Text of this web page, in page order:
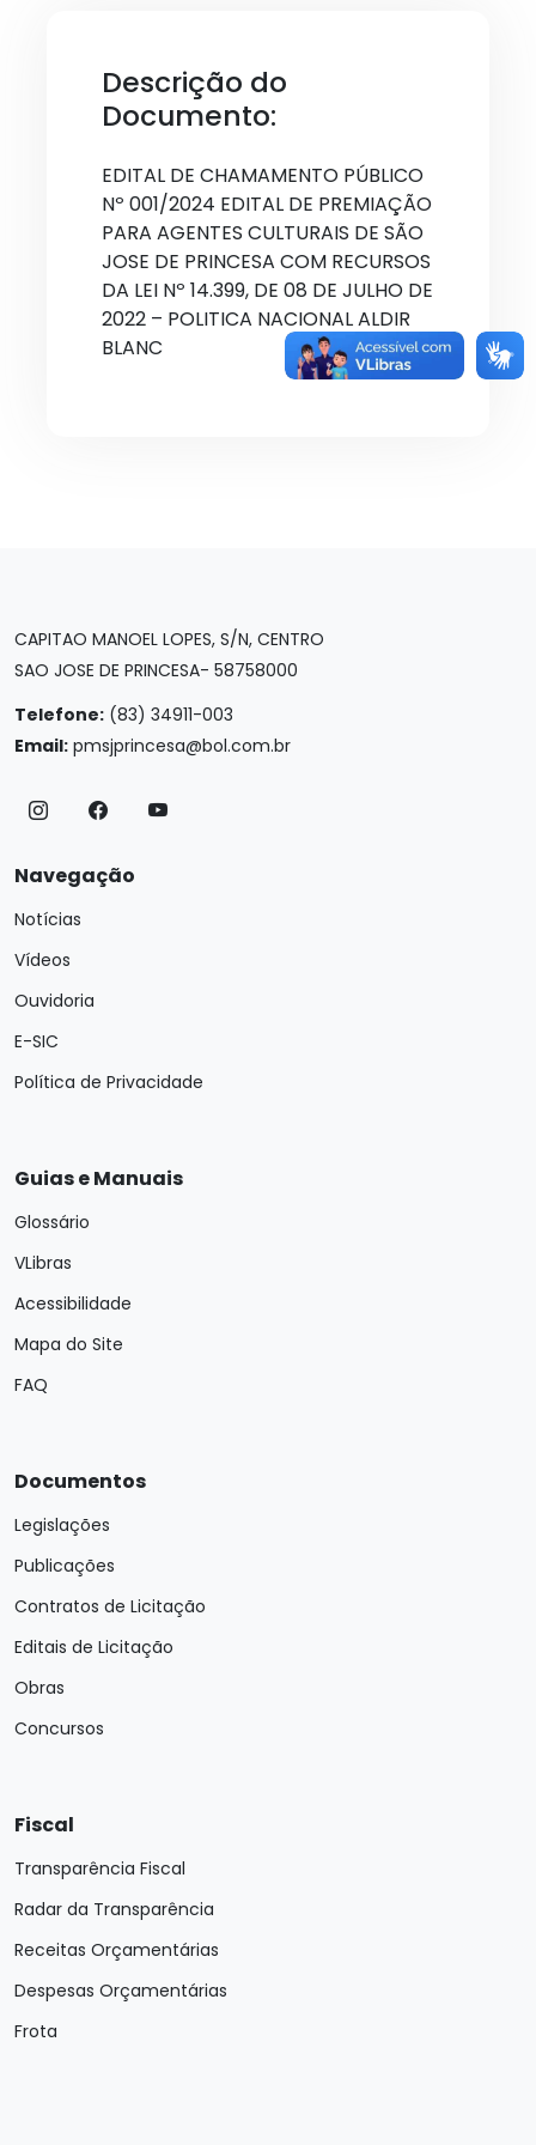
Descrição do
Documento:
EDITAL DE CHAMAMENTO PÚBLICO
Nº 001/2024 EDITAL DE PREMIAÇÃO
PARA AGENTES CULTURAIS DE SÃO
JOSE DE PRINCESA COM RECURSOS
DA LEI Nº 14.399, DE 08 DE JULHO DE
2022 – POLITICA NACIONAL ALDIR
BLANC
CAPITAO MANOEL LOPES, S/N, CENTRO
SAO JOSE DE PRINCESA- 58758000
Telefone: (83) 34911-003
Email: pmsjprincesa@bol.com.br
Navegação
Notícias
Vídeos
Ouvidoria
E-SIC
Política de Privacidade
Guias e Manuais
Glossário
VLibras
Acessibilidade
Mapa do Site
FAQ
Documentos
Legislações
Publicações
Contratos de Licitação
Editais de Licitação
Obras
Concursos
Fiscal
Transparência Fiscal
Radar da Transparência
Receitas Orçamentárias
Despesas Orçamentárias
Frota